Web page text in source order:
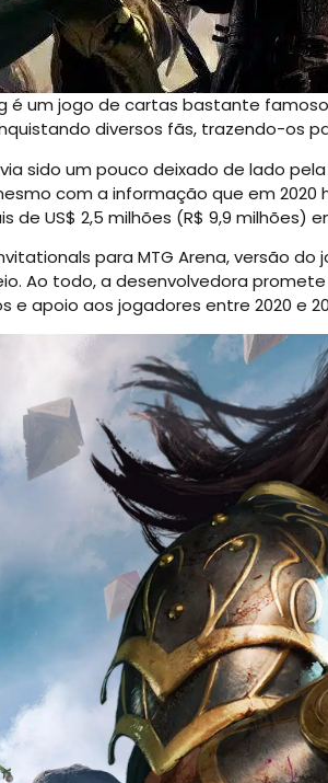
é um jogo de cartas bastante
diversos fãs, trazendo-os
sido um pouco deixado de lado
com a informação que em 2020
de US$ 2,5 milhões (R$ 9,9 milhões)
para MTG Arena, versão do
Ao todo, a desenvolvedora promete
e apoio aos jogadores entre 2020 e